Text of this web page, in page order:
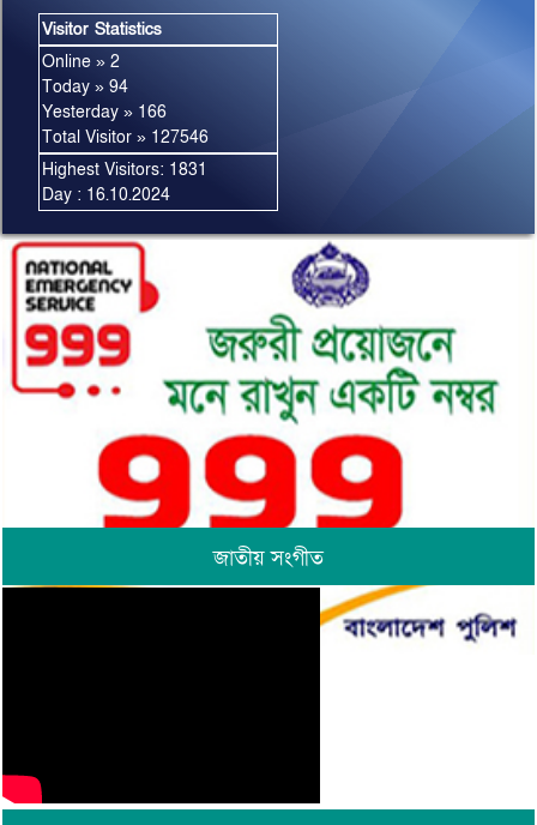
Visitor Statistics
Online » 2
Today » 94
Yesterday » 166
Total Visitor » 127546
Highest Visitors: 1831
Day : 16.10.2024
জাতীয় সংগীত